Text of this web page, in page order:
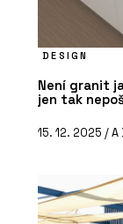
DESIGN
Není granit
jen tak
15. 12. 2025 /